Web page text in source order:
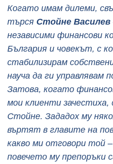
Когато имам дилеми,
търся Стойне Василев
независими финансови
България и човекът, с
стабилизирам
науча да ги управлявам
Затова, когато
мои клиенти зачестиха,
Стойне. Зададох му
въртят в главите на
какво ми отговори той
повечето му препоръки